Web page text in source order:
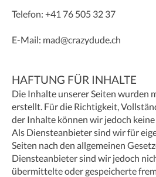
Telefon: +41 76 505 32 37
E-Mail: mad@crazydude.ch
HAFTUNG FÜR INHALTE
Die Inhalte unserer Seiten wurden
erstellt. Für die Richtigkeit,
der Inhalte können wir jedoch
Als Diensteanbieter sind wir für
Seiten nach den allgemeinen
Diensteanbieter sind wir jedoch
übermittelte oder gespeicherte